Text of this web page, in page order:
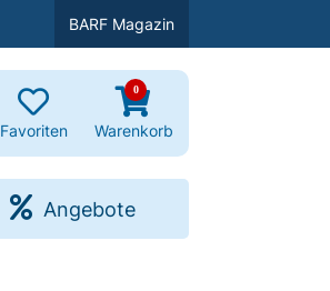
BARF Magazin
Favoriten
0
Warenkorb
Angebote